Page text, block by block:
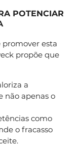
POTENCIAR
promover esta
propõe que
a
não apenas o
como
o fracasso